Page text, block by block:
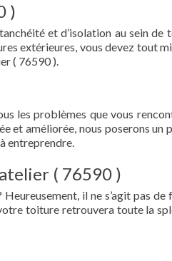
)
et d’isolation au sein de
extérieures, vous devez tout
( 76590 ).
les problèmes que vous
et améliorée, nous poserons un
entreprendre.
( 76590 )
il ne s’agit pas de
toiture retrouvera toute la